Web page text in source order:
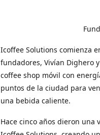
Icoffee Solutions comienza
fundadores, Vivían Dighero
coffee shop móvil con
puntos de la ciudad para
una bebida caliente.
Hace cinco años dieron una